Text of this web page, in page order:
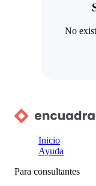
No
Inicio
Ayuda
Para consultantes